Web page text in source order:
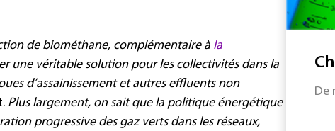
de biométhane, complémentaire à la
une véritable solution pour les collectivités dans la
d’assainissement et autres effluents non
Plus largement, on sait que la politique énergétique
progressive des gaz verts dans les réseaux,
De